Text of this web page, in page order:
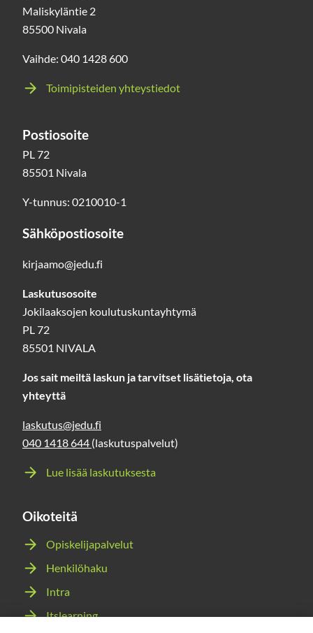
Maliskyläntie 2
85500 Nivala
Vaihde: 040 1428 600
Toimipisteiden yhteystiedot
Postiosoite
PL 72
85501 Nivala
Y-tunnus: 0210010-1
Sähköpostiosoite
kirjaamo@jedu.fi
Laskutusosoite
Jokilaaksojen koulutuskuntayhtymä
PL 72
85501 NIVALA
Jos sait meiltä laskun ja tarvitset lisätietoja, ota
yhteyttä
laskutus@jedu.fi
040 1418 644 (laskutuspalvelut)
Lue lisää laskutuksesta
Oikoteitä
Opiskelijapalvelut
Henkilöhaku
Intra
Itslearning